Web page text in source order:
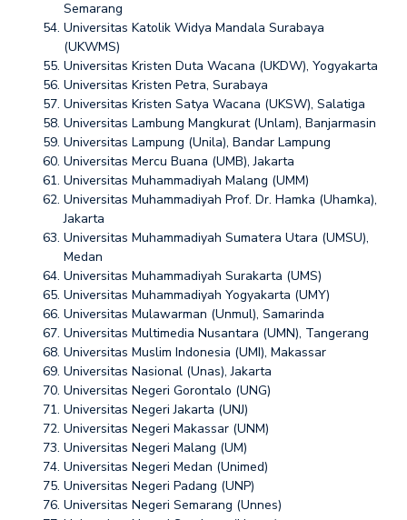
Semarang
Universitas Katolik Widya Mandala Surabaya
(UKWMS)
Universitas Kristen Duta Wacana (UKDW), Yogyakarta
Universitas Kristen Petra, Surabaya
Universitas Kristen Satya Wacana (UKSW), Salatiga
Universitas Lambung Mangkurat (Unlam), Banjarmasin
Universitas Lampung (Unila), Bandar Lampung
Universitas Mercu Buana (UMB), Jakarta
Universitas Muhammadiyah Malang (UMM)
Universitas Muhammadiyah Prof. Dr. Hamka (Uhamka),
Jakarta
Universitas Muhammadiyah Sumatera Utara (UMSU),
Medan
Universitas Muhammadiyah Surakarta (UMS)
Universitas Muhammadiyah Yogyakarta (UMY)
Universitas Mulawarman (Unmul), Samarinda
Universitas Multimedia Nusantara (UMN), Tangerang
Universitas Muslim Indonesia (UMI), Makassar
Universitas Nasional (Unas), Jakarta
Universitas Negeri Gorontalo (UNG)
Universitas Negeri Jakarta (UNJ)
Universitas Negeri Makassar (UNM)
Universitas Negeri Malang (UM)
Universitas Negeri Medan (Unimed)
Universitas Negeri Padang (UNP)
Universitas Negeri Semarang (Unnes)